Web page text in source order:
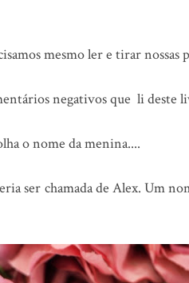
mesmo ler e tirar nossas
negativos que li
o nome da menina....
ser chamada de Alex. Um